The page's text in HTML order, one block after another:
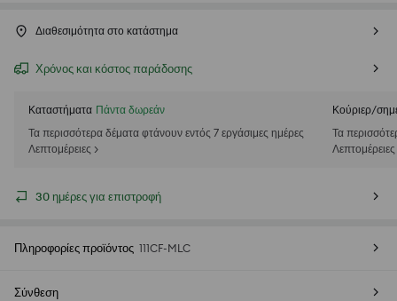
Διαθεσιμότητα στο κατάστημα
Χρόνος και κόστος παράδοσης
Καταστήματα Πάντα δωρεάν
Τα περισσότερα δέματα φτάνουν εντός 7 εργάσιμες ημέρες
Λεπτομέρειες >
Κούριερ/
Τα
Λεπτομέρειες
30 ημέρες για επιστροφή
Πληροφορίες προϊόντος 111CF-MLC
Σύνθεση